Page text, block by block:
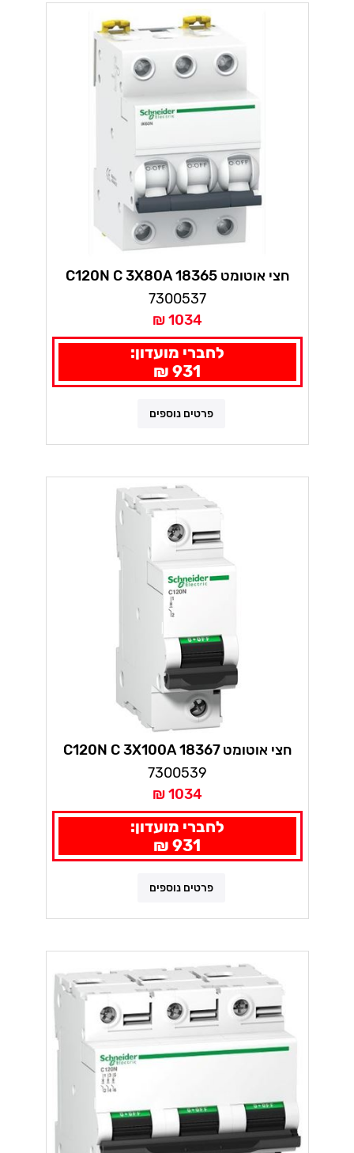
חצי אוטומט 18365 C120N C 3X80A
7300537
1034 ₪
לחברי מועדון:
931 ₪
פרטים נוספים
חצי אוטומט 18367 C120N C 3X100A
7300539
1034 ₪
לחברי מועדון:
931 ₪
פרטים נוספים